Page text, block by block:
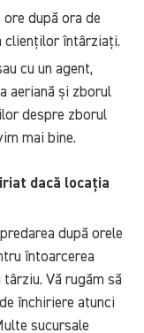
ore după ora de
clienților întârziați.
cu un agent,
aeriană și zborul
despre zborul
mai bine.
dacă locația
după orele
întoarcerea
Vă rugăm să
închiriere atunci
sucursale